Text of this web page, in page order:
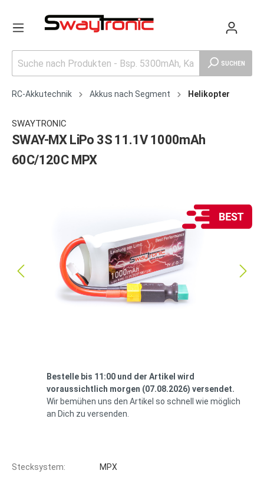
SUCHEN
RC-Akkutechnik Akkus nach Segment Helikopter
SWAYTRONIC
SWAY-MX LiPo 3S 11.1V 1000mAh
60C/120C MPX
Bestelle bis 11:00 und der Artikel wird
voraussichtlich morgen (07.08.2026) versendet.
Wir bemühen uns den Artikel so schnell wie möglich
an Dich zu versenden.
Stecksystem:
MPX